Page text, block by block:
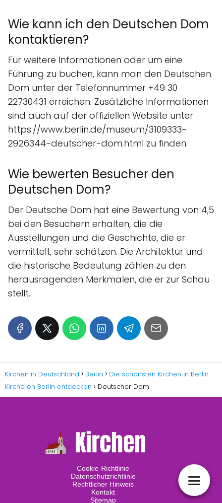
Wie kann ich den Deutschen Dom
kontaktieren?
Für weitere Informationen oder um eine
Führung zu buchen, kann man den Deutschen
Dom unter der Telefonnummer +49 30
22730431 erreichen. Zusätzliche Informationen
sind auch auf der offiziellen Website unter
https://www.berlin.de/museum/3109333-
2926344-deutscher-dom.html zu finden.
Wie bewerten Besucher den
Deutschen Dom?
Der Deutsche Dom hat eine Bewertung von 4,5
bei den Besuchern erhalten, die die
Ausstellungen und die Geschichte, die er
vermittelt, sehr schätzen. Die Architektur und
die historische Bedeutung zählen zu den
herausragenden Merkmalen, die er zur Schau
stellt.
Kirchen in Deutschland Berlin
Die schönsten Kirchen in Berlin:
Kirche en Berlin entdecken
Deutscher Dom
Cookie-Richtlinie
Datenschutzrichtlinie
Rechtlicher Hinweis
Kontakt
Sitemap